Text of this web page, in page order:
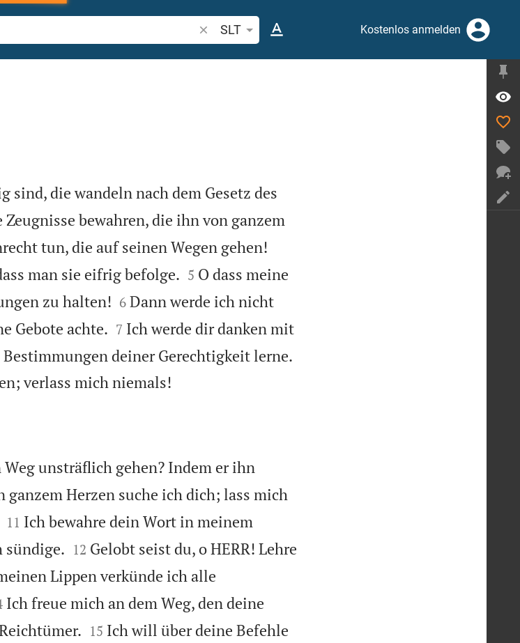
Bibelstelle oder Begriff suchen
SLT Kostenlos anmelden
sind, die wandeln nach dem Gesetz des
bewahren, die ihn von ganzem
tun, die auf seinen Wegen gehen!
man sie eifrig befolge.
5 O dass meine
zu halten!
6 Dann werde ich nicht
Gebote achte.
7 Ich werde dir danken mit
deiner Gerechtigkeit lerne.
verlass mich niemals!
unsträflich gehen? Indem er ihn
ganzem Herzen suche ich dich; lass mich

11 Ich bewahre dein Wort in meinem
sündige.
12 Gelobt seist du, o HERR! Lehre
Lippen verkünde ich alle
Ich freue mich an dem Weg, den deine

15 Ich will über deine Befehle